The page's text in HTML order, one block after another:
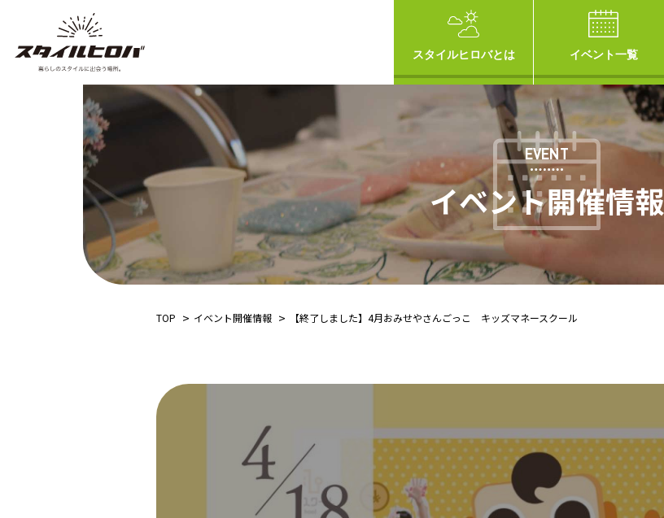
スタイルヒロバとは イベント一覧
EVENT
イベント開催情報
TOP イベント開催情報 【終了しました】4月おみせやさんごっこ キッズマネースクール